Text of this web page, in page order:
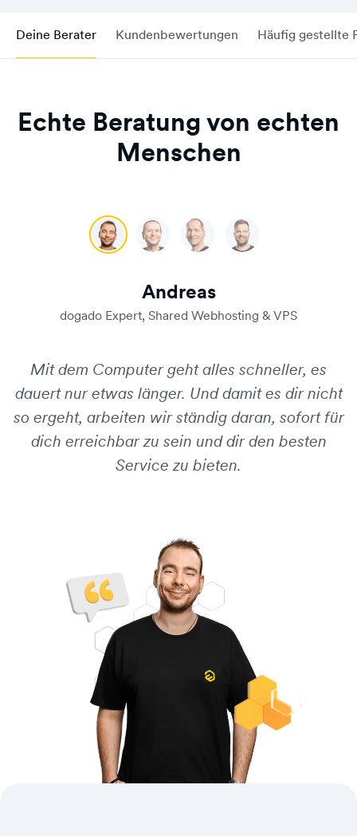
Deine Berater Kundenbewertungen Häufig gestellte
Echte Beratung von echten
Menschen
Andreas Renat Carsten Timo
Andreas
dogado Expert, Shared Webhosting & VPS
Mit dem Computer geht alles schneller, es
dauert nur etwas länger. Und damit es dir nicht
so ergeht, arbeiten wir ständig daran, sofort für
dich erreichbar zu sein und dir den besten
Service zu bieten.